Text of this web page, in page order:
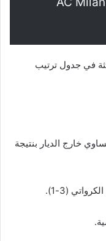
في جدول ترتيب
خارج الديار بنتيجة
(3-1).